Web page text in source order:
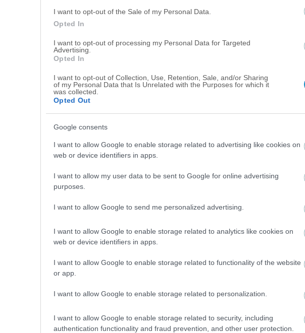
I want to opt-out of the Sale of my Personal Data.
Opted In
I want to opt-out of processing my Personal Data for Targeted
Advertising.
Opted In
I want to opt-out of Collection, Use, Retention, Sale, and/or Sharing
of my Personal Data that Is Unrelated with the Purposes for which it
was collected.
Opted Out
Google consents
I want to allow Google to enable storage related to advertising like cookies on
web or device identifiers in apps.
I want to allow my user data to be sent to Google for online advertising
purposes.
I want to allow Google to send me personalized advertising.
I want to allow Google to enable storage related to analytics like cookies on
web or device identifiers in apps.
I want to allow Google to enable storage related to functionality of the website
or app.
I want to allow Google to enable storage related to personalization.
I want to allow Google to enable storage related to security, including
authentication functionality and fraud prevention, and other user protection.
Κύπρο για την
και
Κρις Μπος: «Παραλίγο να πεθάνω»!
Γουόκαπ»
ΜΠΑΣΚΕΤ
«Παραχωρείται δανεικός στην Μάλαγα
τον ΝτεΡόζαν